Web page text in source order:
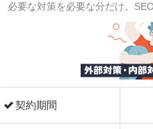
必要な対策を必要な分だけ。
契約期間